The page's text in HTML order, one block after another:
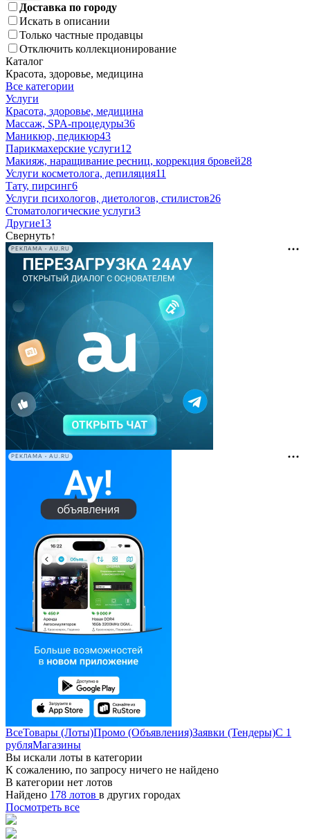
Доставка по городу
Искать в описании
Только частные продавцы
Отключить коллекционирование
Каталог
Красота, здоровье, медицина
Все категории
Услуги
Красота, здоровье, медицина
Массаж, SPA-процедуры36
Маникюр, педикюр43
Парикмахерские услуги12
Макияж, наращивание ресниц, коррекция бровей28
Услуги косметолога, депиляция11
Тату, пирсинг6
Услуги психологов, диетологов, стилистов26
Стоматологические услуги3
Другие13
Свернуть↑
РЕКЛАМА • AU.RU
РЕКЛАМА • AU.RU
ВсеТовары (Лоты)Промо (Объявления)Заявки (Тендеры)С 1
рубляМагазины
Вы искали лоты в категории
К сожалению, по запросу ничего не найдено
В категории нет лотов
Найдено 178 лотов в других городах
Посмотреть все